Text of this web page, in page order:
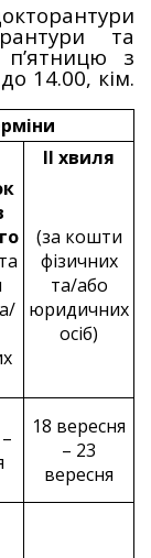
та
з
14.00, кім.
ІІ хвиля
(за кошти
фізичних
та/або
юридичних
осіб)
18 вересня
– 23
вересня